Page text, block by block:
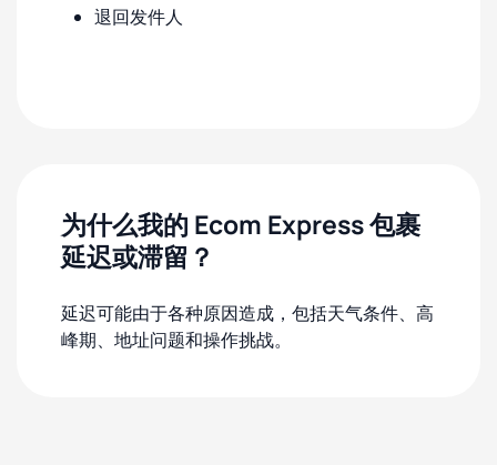
退回发件人
为什么我的 Ecom Express 包裹
延迟或滞留？
延迟可能由于各种原因造成，包括天气条件、高
峰期、地址问题和操作挑战。